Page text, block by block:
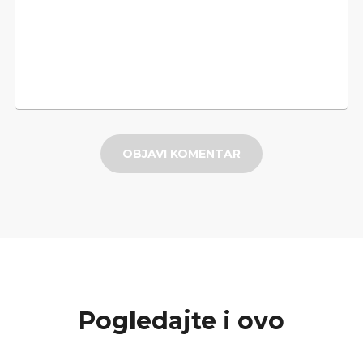
OBJAVI KOMENTAR
Pogledajte i ovo